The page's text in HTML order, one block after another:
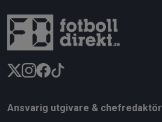
Ansvarig utgivare & chefredaktör